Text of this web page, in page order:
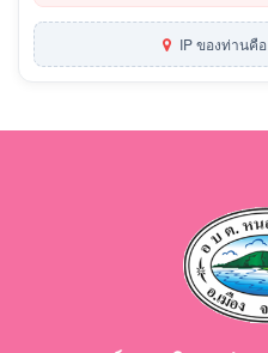
IP ของท่านคือ